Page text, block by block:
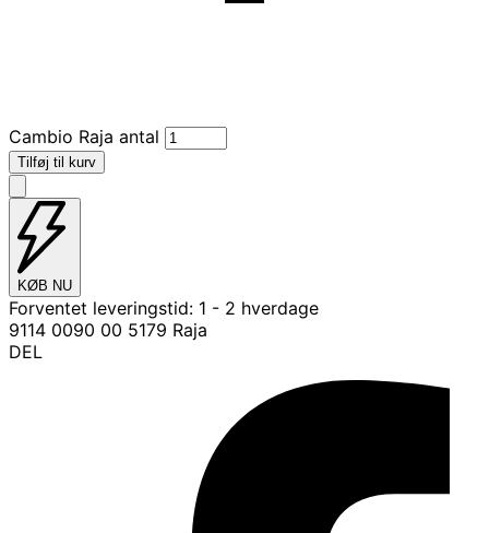
Cambio Raja antal
Tilføj til kurv
KØB NU
Forventet leveringstid: 1 - 2 hverdage
9114 0090 00 5179 Raja
DEL